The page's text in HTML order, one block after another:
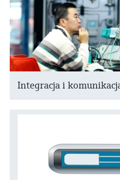
Integracja i